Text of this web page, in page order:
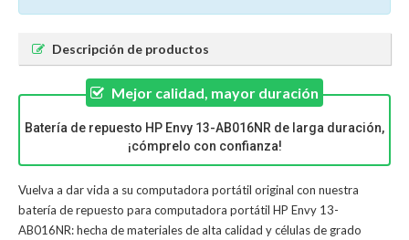
Descripción de productos
Mejor calidad, mayor duración
Batería de repuesto HP Envy 13-AB016NR de larga duración,
¡cómprelo con confianza!
Vuelva a dar vida a su computadora portátil original con nuestra
batería de repuesto para computadora portátil HP Envy 13-
AB016NR: hecha de materiales de alta calidad y células de grado